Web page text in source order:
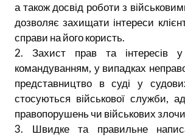
а також досвід роботи з
дозволяє захищати інтереси
справи на його користь.
2. Захист прав та інтересів
командуванням, у випадках
представництво в суді у
стосуються військової служби,
правопорушень чи військових
3. Швидке та правильне